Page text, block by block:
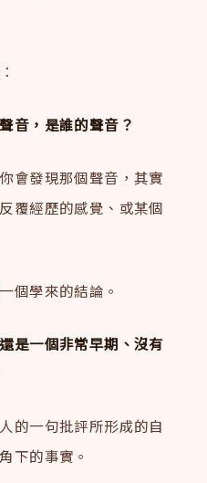
：
音，是誰的聲音？
會發現那個聲音，其實
覆經歷的感覺、或某個
個學來的結論。
是一個非常早期、沒有
的一句批評所形成的自
下的事實。